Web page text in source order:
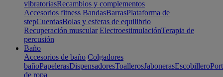
vibratoriasRecambios y complementos
Accesorios fitness BandasBarrasPlataforma de
stepCuerdasBolas y esferas de equilibrio
Recuperación muscular ElectroestimulaciónTerapia de
percusión
Baño
Accesorios de baño Colgadores
bañoPapelerasDispensadoresToallerosJabonerasEscobillero
de ropa